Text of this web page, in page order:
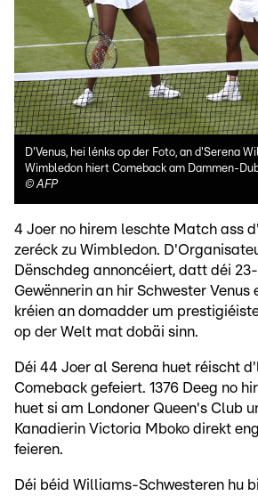
D'Venus, hei lénks op der Foto, an d'Serena
Wimbledon hiert Comeback am Dammen-
© AFP
4 Joer no hirem leschte Match ass
zeréck zu Wimbledon.
Dënschdeg annoncéiert, datt déi
Gewënnerin an hir Schwester Venus
kréien an domadder um
op der Welt mat dobäi sinn.
Déi 44 Joer al Serena huet réischt
Comeback gefeiert. 1376 Deeg no
huet si am Londoner Queen's Club
Kanadierin Victoria Mboko direkt
feieren.
Déi béid Williams-Schwesteren hu